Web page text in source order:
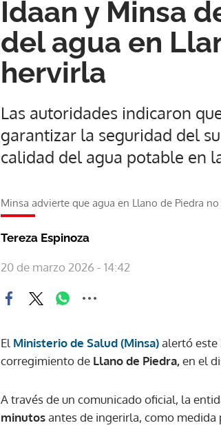
Idaan y Minsa
del agua en
hervirla
Las autoridades indicaron
garantizar la seguridad del
calidad del agua potable en
Minsa advierte que agua en Llano de Piedra
Tereza Espinoza
20 de marzo 2026 - 14:42
El Ministerio de Salud (Minsa)alertó este
corregimiento de Llano de Piedra,en el
A través de un comunicado oficial, la
minutosantes de ingerirla, como medida